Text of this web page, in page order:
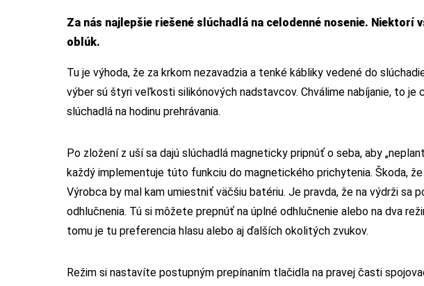
Za nás najlepšie riešené slúchadlá na celodenné nosenie. Niektorí
oblúk.
Tu je výhoda, že za krkom nezavadzia a tenké kábliky vedené do
výber sú štyri veľkosti silikónových nadstavcov. Chválime nabíjanie, to je
slúchadlá na hodinu prehrávania.
Po zložení z uší sa dajú slúchadlá magneticky pripnúť o seba, aby
každý implementuje túto funkciu do magnetického prichytenia. Škoda, že
Výrobca by mal kam umiestniť väčšiu batériu. Je pravda, že na výdrži sa
odhlučnenia. Tú si môžete prepnúť na úplné odhlučnenie alebo na dva
tomu je tu preferencia hlasu alebo aj ďalších okolitých zvukov.
Režim si nastavíte postupným prepínaním tlačidla na pravej časti